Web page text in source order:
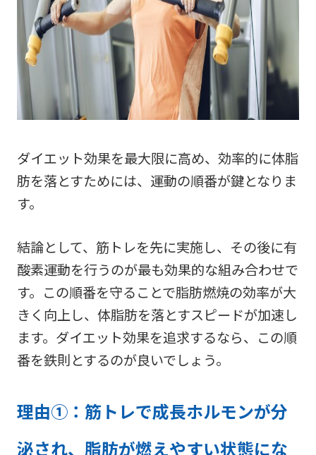
ダイエット効果を最大限に高め、効率的に体脂
肪を落とすためには、運動の順番が鍵となりま
す。
結論として、筋トレを先に実施し、その後に有
酸素運動を行うのが最も効果的な組み合わせで
す。この順番を守ることで脂肪燃焼の効率が大
きく向上し、体脂肪を落とすスピードが加速し
ます。ダイエット効果を追求するなら、この順
番を鉄則とするのが良いでしょう。
理由①：筋トレで成長ホルモンが分
泌され、脂肪が燃えやすい状態にな